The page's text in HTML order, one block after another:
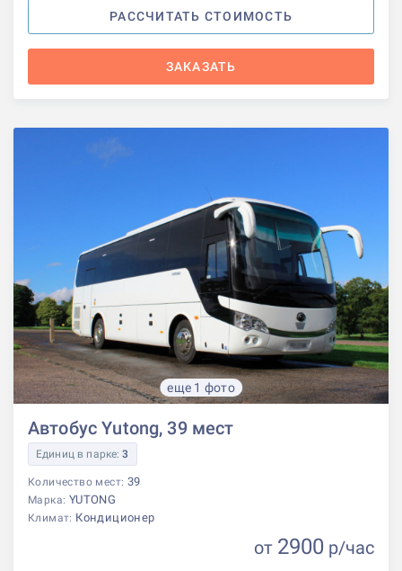
РАССЧИТАТЬ СТОИМОСТЬ
ЗАКАЗАТЬ
еще 1 фото
Автобус Yutong, 39 мест
Единиц в парке:3
Количество мест: 39
Марка: YUTONG
Климат: Кондиционер
от 2900 р/час